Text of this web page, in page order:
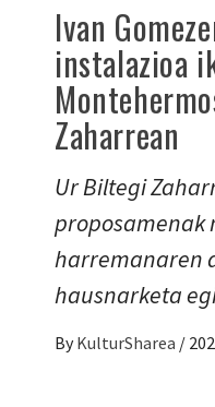
Ivan
instalazioa
Zaharrean
Ur Biltegi
proposamenak
harremanaren
hausnarketa
By KulturSharea /